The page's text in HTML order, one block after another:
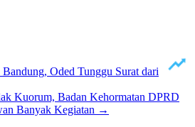
Oded Tunggu Surat dari
Kuorum, Badan Kehormatan DPRD
Banyak Kegiatan →